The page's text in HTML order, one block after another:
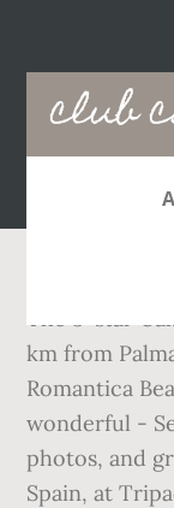
club
Main
The 3-star
km from
Romantica
wonderful -
photos, and
Spain, at